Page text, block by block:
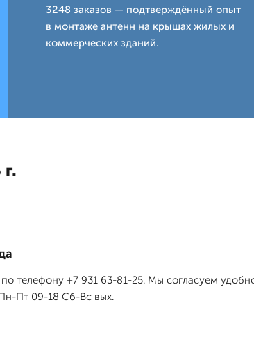
3248 заказов — подтверждённый опыт
в монтаже антенн на крышах жилых и
коммерческих зданий.
телефону +7 931 63-81-25. Мы согласуем
Пт 09-18 Сб-Вс вых.